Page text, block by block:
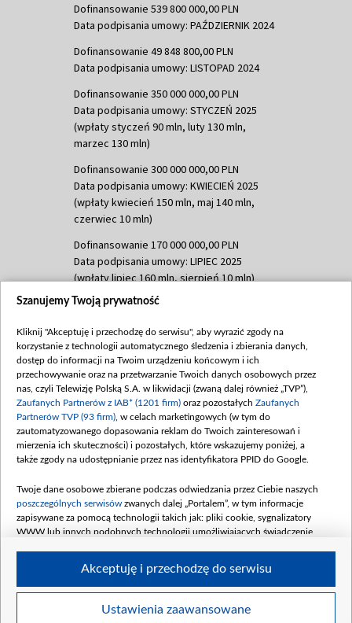
Dofinansowanie 539 800 000,00 PLN
Data podpisania umowy: PAŹDZIERNIK 2024
Dofinansowanie 49 848 800,00 PLN
Data podpisania umowy: LISTOPAD 2024
Dofinansowanie 350 000 000,00 PLN
Data podpisania umowy: STYCZEŃ 2025
(wpłaty styczeń 90 mln, luty 130 mln,
marzec 130 mln)
Dofinansowanie 300 000 000,00 PLN
Data podpisania umowy: KWIECIEŃ 2025
(wpłaty kwiecień 150 mln, maj 140 mln,
czerwiec 10 mln)
Dofinansowanie 170 000 000,00 PLN
Data podpisania umowy: LIPIEC 2025
(wpłaty lipiec 160 mln, sierpień 10 mln)
Dofinansowanie 60 000 000,00 PLN
(wpłata wrzesień 60 mln)
Dofinansowanie 635 783 051,21 PLN
Data podpisania umowy: WRZESIEŃ 2025
(wpłata wrzesień 100 mln, październik 350
mln, listopad 265 mln)
Dofinansowanie 48 862 000,00 PLN
Data podpisania umowy: GRUDZIEŃ 2025
Dofinansowanie 900 000 000,00 PLN
Data podpisania umowy: LUTY 2026 (wpłata
26 lutego 80 mln, 4 marca 370 mln,8
czerwca 90 mln)
Szanujemy Twoją prywatność
Kliknij "Akceptuję i przechodzę do serwisu", aby wyrazić zgody na
korzystanie z technologii automatycznego śledzenia i zbierania danych,
dostęp do informacji na Twoim urządzeniu końcowym i ich
przechowywanie oraz na przetwarzanie Twoich danych osobowych przez
nas, czyli Telewizję Polską S.A. w likwidacji (zwaną dalej również „TVP”),
Zaufanych Partnerów z IAB* (1201 firm) oraz pozostałych Zaufanych
Partnerów TVP (93 firm) , w celach marketingowych (w tym do
zautomatyzowanego dopasowania reklam do Twoich zainteresowań i
mierzenia ich skuteczności) i pozostałych, które wskazujemy poniżej, a
także zgody na udostępnianie przez nas identyfikatora PPID do Google.
Twoje dane osobowe zbierane podczas odwiedzania przez Ciebie naszych
poszczególnych serwisów zwanych dalej „Portalem”, w tym informacje
zapisywane za pomocą technologii takich jak: pliki cookie, sygnalizatory
WWW lub innych podobnych technologii umożliwiających świadczenie
Twoje dane osobowe zbierane podczas odwiedzania przez Ciebie
Ustawienia zaawansowane
Akceptuję i przechodzę do serwisu